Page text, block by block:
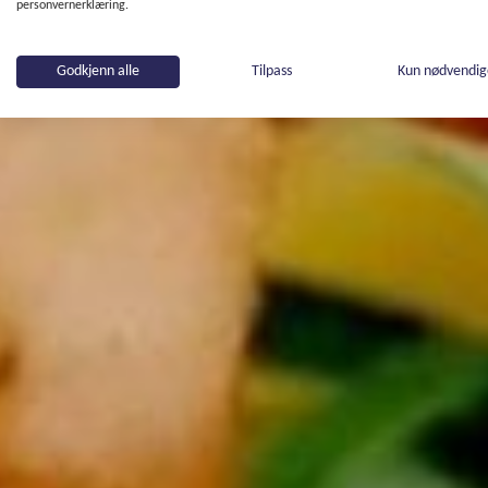
personvernerklæring.
Godkjenn alle Tilpass Kun